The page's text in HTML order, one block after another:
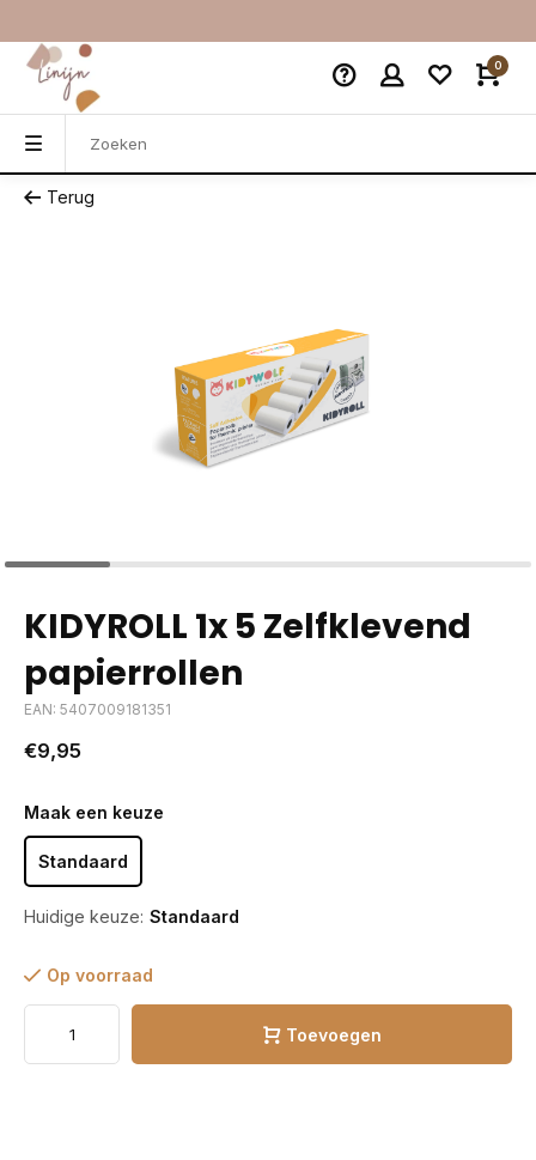
0
Terug
KIDYROLL 1x 5 Zelfklevend
papierrollen
EAN: 5407009181351
€9,95
Maak een keuze
Standaard
Huidige keuze: Standaard
Op voorraad
Toevoegen